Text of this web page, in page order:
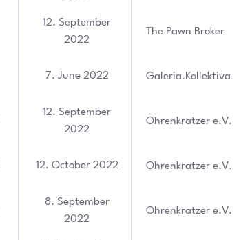
12. September
2022
The Pawn Broker
7. June 2022 Galeria.Kollektiva
12. September
2022
Ohrenkratzer e.V.
12. October 2022 Ohrenkratzer e.V.
8. September
2022
Ohrenkratzer e.V.